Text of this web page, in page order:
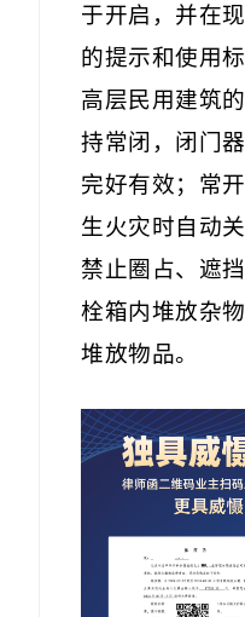
于开启，并在
的提示和使用标
高层民用建筑
持常闭，闭门
完好有效；常
生火灾时自动
禁止圈占、遮
栓箱内堆放杂
堆放物品。